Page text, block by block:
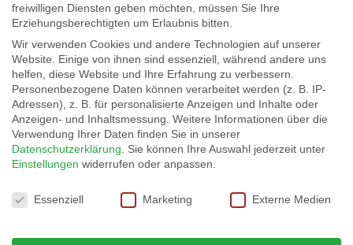
info@erfolgreich-events.de
+4940 46 777 230
freiwilligen Diensten geben möchten, müssen Sie Ihre
Erziehungsberechtigten um Erlaubnis bitten.
Wir verwenden Cookies und andere Technologien auf unserer
Website. Einige von ihnen sind essenziell, während andere uns
helfen, diese Website und Ihre Erfahrung zu verbessern.
Personenbezogene Daten können verarbeitet werden (z. B. IP-
Adressen), z. B. für personalisierte Anzeigen und Inhalte oder
Anzeigen- und Inhaltsmessung. Weitere Informationen über die
Verwendung Ihrer Daten finden Sie in unserer
Datenschutzerklärung
Sie können Ihre Auswahl jederzeit unter
Einstellungen widerrufen oder anpassen.
Datenschutzeinstellungen
Essenziell Marketing Externe Medien